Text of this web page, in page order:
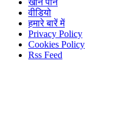
खान पान
वीडियो
हमारे बारें में
Privacy Policy
Cookies Policy
Rss Feed